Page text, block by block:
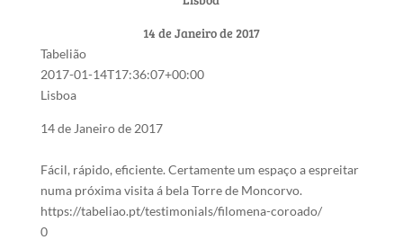
14 de Janeiro de 2017
Tabelião
2017-01-14T17:36:07+00:00
Lisboa
14 de Janeiro de 2017
Fácil, rápido, eficiente. Certamente um espaço a espreitar
numa próxima visita á bela Torre de Moncorvo.
https://tabeliao.pt/testimonials/filomena-coroado/
0